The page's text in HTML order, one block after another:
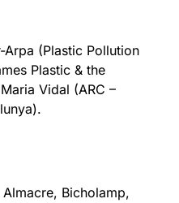
Arpa (Plastic Pollution
Plastic & the
Vidal (ARC –
Bicholamp,